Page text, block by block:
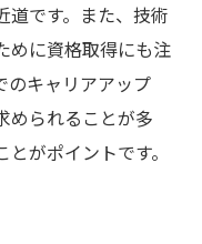
道です。また、技術
めに資格取得にも注
のキャリアアップ
められることが多
がポイントです。